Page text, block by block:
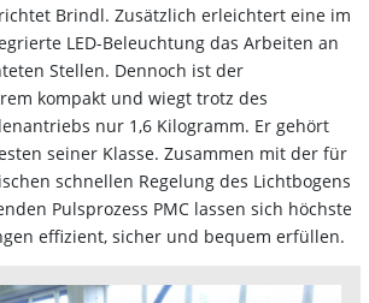
Brindl. Zusätzlich erleichtert eine im
LED-Beleuchtung das Arbeiten an
Stellen. Dennoch ist der
kompakt und wiegt trotz des
nur 1,6 Kilogramm. Er gehört
seiner Klasse. Zusammen mit der für
schnellen Regelung des Lichtbogens
Pulsprozess PMC lassen sich höchste
effizient, sicher und bequem erfüllen.